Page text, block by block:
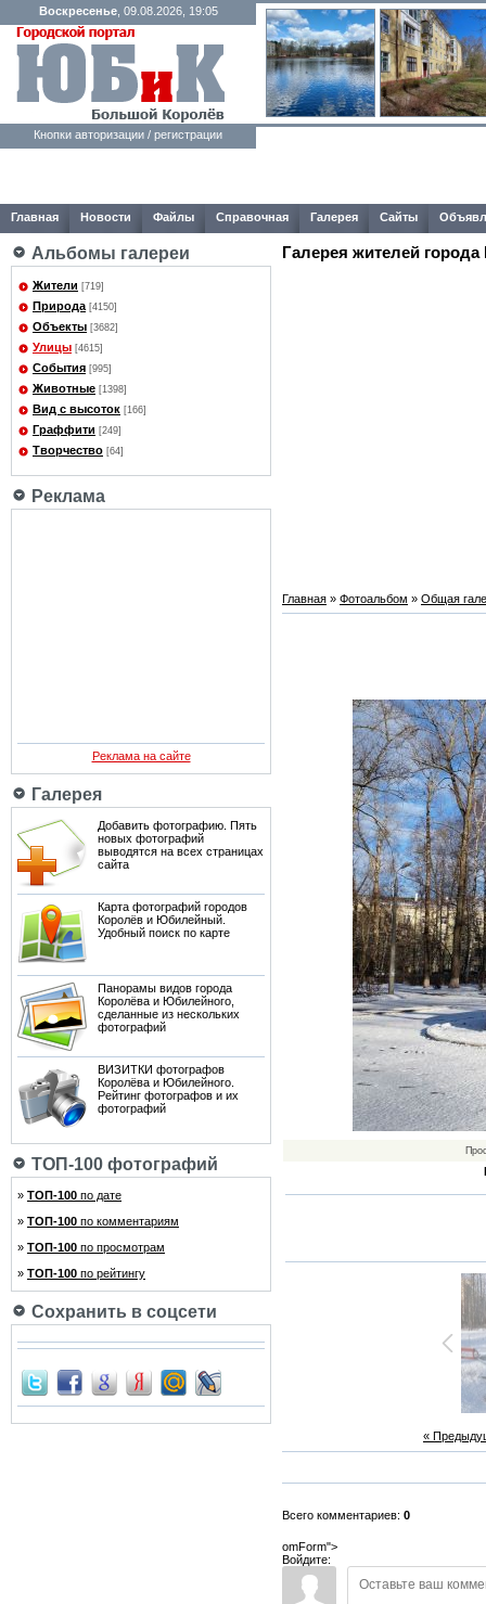
Воскресенье, 09.08.2026, 19:05
Кнопки авторизации / регистрации
Главная Новости Файлы Справочная Галерея Сайты
Альбомы галереи
Жители [719]
Природа [4150]
Объекты [3682]
Улицы [4615]
События [995]
Животные [1398]
Вид с высоток [166]
Граффити [249]
Творчество [64]
Реклама
Реклама на сайте
Галерея
Добавить фотографию. Пять
новых фотографий
выводятся на всех страницах
сайта
Карта фотографий городов
Королёв и Юбилейный.
Удобный поиск по карте
Панорамы видов города
Королёва и Юбилейного,
сделанные из нескольких
фотографий
ВИЗИТКИ фотографов
Королёва и Юбилейного.
Рейтинг фотографов и их
фотографий
ТОП-100 фотографий
» ТОП-100 по дате
» ТОП-100 по комментариям
» ТОП-100 по просмотрам
» ТОП-100 по рейтингу
Сохранить в соцсети
Галерея жителей города
Главная » Фотоальбом » Общая
«
Всего комментариев: 0
omForm">
Войдите: